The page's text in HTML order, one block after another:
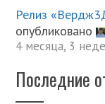
Релиз
опубликовано
4 месяца, 3
Последние